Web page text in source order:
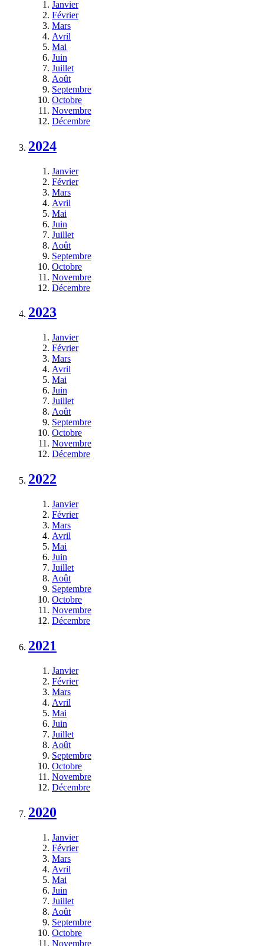
Janvier
Février
Mars
Avril
Mai
Juin
Juillet
Août
Septembre
Octobre
Novembre
Décembre
2024
Janvier
Février
Mars
Avril
Mai
Juin
Juillet
Août
Septembre
Octobre
Novembre
Décembre
2023
Janvier
Février
Mars
Avril
Mai
Juin
Juillet
Août
Septembre
Octobre
Novembre
Décembre
2022
Janvier
Février
Mars
Avril
Mai
Juin
Juillet
Août
Septembre
Octobre
Novembre
Décembre
2021
Janvier
Février
Mars
Avril
Mai
Juin
Juillet
Août
Septembre
Octobre
Novembre
Décembre
2020
Janvier
Février
Mars
Avril
Mai
Juin
Juillet
Août
Septembre
Octobre
Novembre